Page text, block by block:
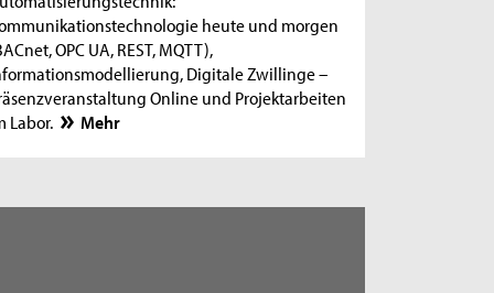
heute und morgen
OPC UA, REST, MQTT),
Digitale Zwillinge –
Online und Projektarbeiten
Labor.
Mehr